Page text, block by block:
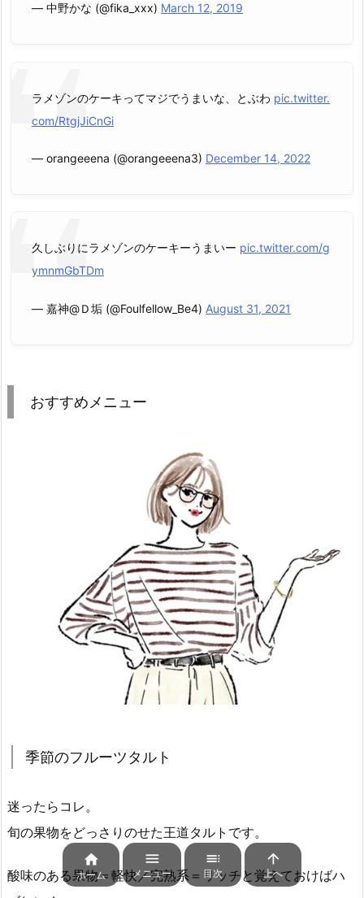
— 中野かな (@fika_xxx) March 12, 2019
ラメゾンのケーキってマジでうまいな、とぶわ pic.twitter.
com/RtgjJiCnGi
— orangeeena (@orangeeena3) December 14, 2022
久しぶりにラメゾンのケーキーうまいー pic.twitter.com/g
ymnmGbTDm
— 嘉神@Ｄ垢 (@Foulfellow_Be4) August 31, 2021
おすすめメニュー
季節のフルーツタルト
迷ったらコレ。
旬の果物をどっさりのせた王道タルトです。
酸味のある果物＝軽快／完熟系＝リッチと覚えておけばハ

ホーム

メニュー

目次

上へ